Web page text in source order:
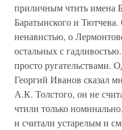
приличным чтить имена
Баратынского и
ненавистью, о
остальных с
просто ругательствами.
Георгий Иванов сказал
А.К. Толстого, он не
чтили только
и считали устарелым и